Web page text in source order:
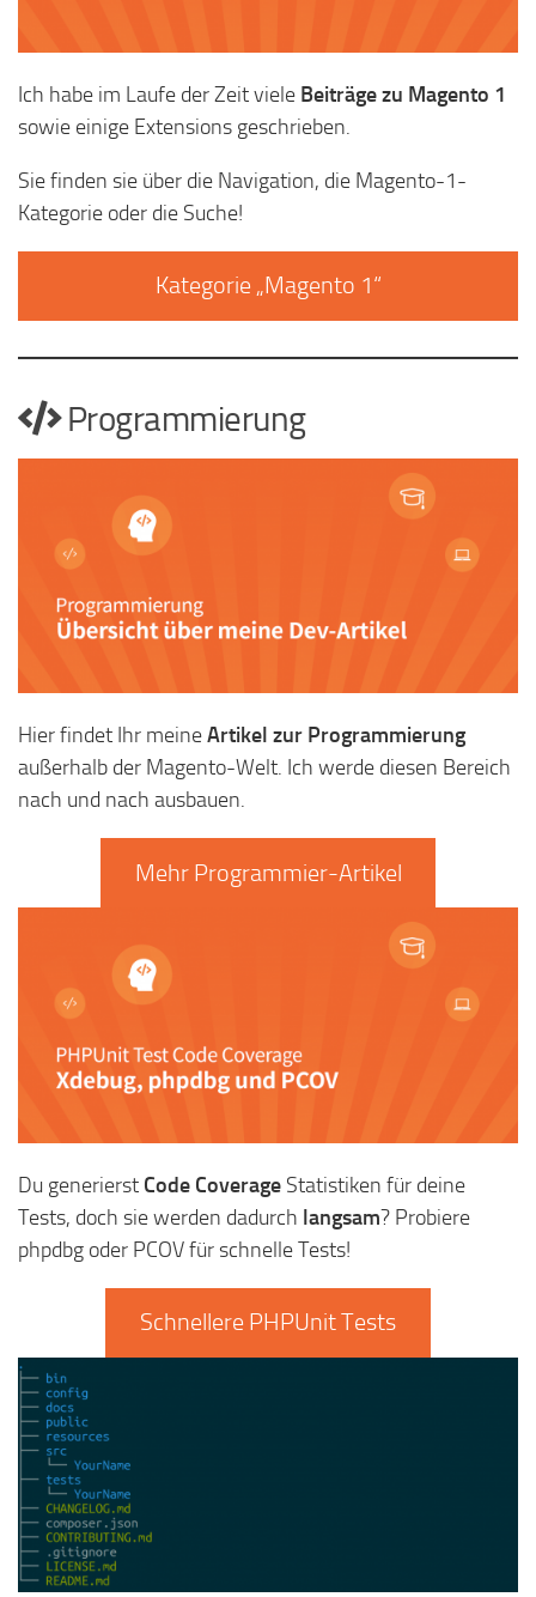
Ich habe im Laufe der Zeit viele Beiträge zu Magento 1
sowie einige Extensions geschrieben.
Sie finden sie über die Navigation, die Magento-1-
Kategorie oder die Suche!
Kategorie „Magento 1“
Programmierung
Hier findet Ihr meineArtikel zur Programmierung
außerhalb der Magento-Welt. Ich werde diesen Bereich
nach und nach ausbauen.
Mehr Programmier-Artikel
Du generierst Code Coverage Statistiken für deine
Tests, doch sie werden dadurch langsam? Probiere
phpdbg oder PCOV für schnelle Tests!
Schnellere PHPUnit Tests